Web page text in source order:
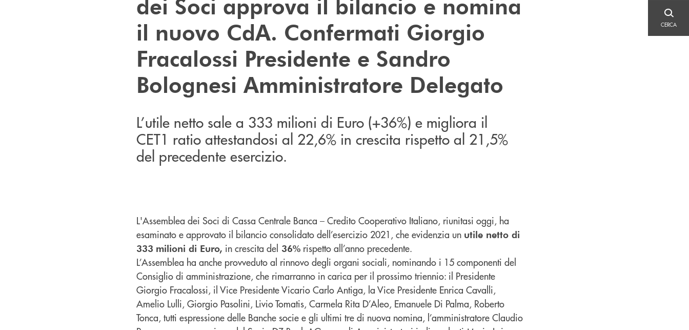
CERCA
il nuovo CdA. Confermati Giorgio
Fracalossi Presidente e Sandro
Bolognesi Amministratore Delegato
L’utile netto sale a 333 milioni di Euro (+36%) e migliora il
CET1 ratio attestandosi al 22,6% in crescita rispetto al 21,5%
del precedente esercizio.
L'Assemblea dei Soci di Cassa Centrale Banca – Credito Cooperativo Italiano, riunitasi oggi, ha
esaminato e approvato il bilancio consolidato dell’esercizio 2021, che evidenzia un utile netto di
333 milioni di Euro, in crescita del 36% rispetto all’anno precedente.
L’Assemblea ha anche provveduto al rinnovo degli organi sociali, nominando i 15 componenti del
Consiglio di amministrazione, che rimarranno in carica per il prossimo triennio: il Presidente
Giorgio Fracalossi, il Vice Presidente Vicario Carlo Antiga, la Vice Presidente Enrica Cavalli,
Amelio Lulli, Giorgio Pasolini, Livio Tomatis, Carmela Rita D’Aleo, Emanuele Di Palma, Roberto
Tonca, tutti espressione delle Banche socie e gli ultimi tre di nuova nomina, l’amministratore Claudio